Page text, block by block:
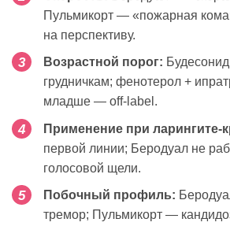
Пульмикорт — «пожарная
на перспективу.
Возрастной порог:
грудничкам; фенотерол +
младше — off-label.
Применение при ларингите-
первой линии; Беродуал не
голосовой щели.
Побочный профиль:
тремор; Пульмикорт —